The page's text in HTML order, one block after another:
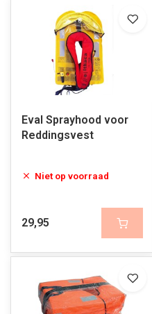
Eval Sprayhood voor
Reddingsvest
Niet op voorraad
29,95